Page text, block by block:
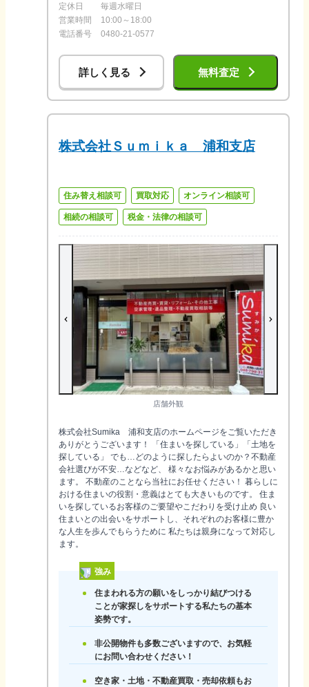
定休日
毎週水曜日
営業時間
10:00～18:00
電話番号
0480-21-0577
詳しく見る 無料査定
株式会社Ｓｕｍｉｋａ 浦和支店
住み替え相談可 買取対応 オンライン相談可
相続の相談可 税金・法律の相談可
店舗外観
株式会社Sumika 浦和支店のホームページをご覧いただき
ありがとうございます！ 「住まいを探している」「土地を
探している」 でも…どのように探したらよいのか？不動産
会社選びが不安…などなど、 様々なお悩みがあるかと思い
ます。 不動産のことなら当社にお任せください！ 暮らしに
おける住まいの役割・意義はとても大きいものです。 住ま
いを探しているお客様のご要望やこだわりを受け止め 良い
住まいとの出会いをサポートし、それぞれのお客様に豊か
な人生を歩んでもらうために 私たちは親身になって対応し
ます。
強み
住まわれる方の願いをしっかり結びつける
ことが家探しをサポートする私たちの基本
姿勢です。
非公開物件も多数ございますので、お気軽
にお問い合わせください！
空き家・土地・不動産買取・売却依頼もお